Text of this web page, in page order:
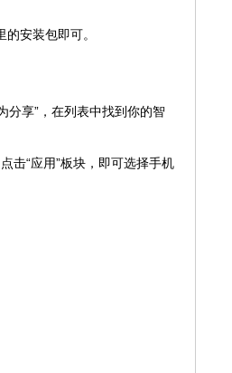
安装包即可。
分享”，在列表中找到你的智
击“应用”板块，即可选择手机